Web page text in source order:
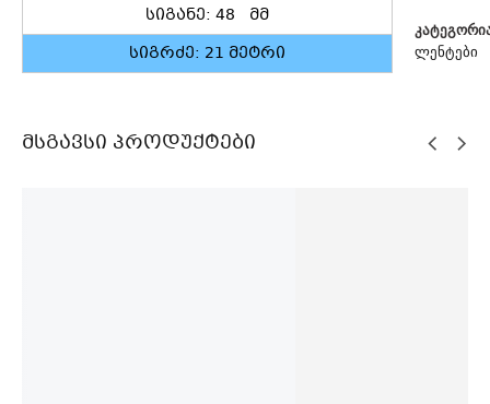
სიგანე: 48 მმ
სიგრძე: 21 მეტრი
ᲚᲔᲜᲢᲔᲑᲘ
Მსგავსი Პროდუქტები